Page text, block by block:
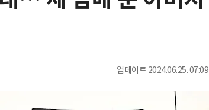
업데이트 2024.06.25. 07:09